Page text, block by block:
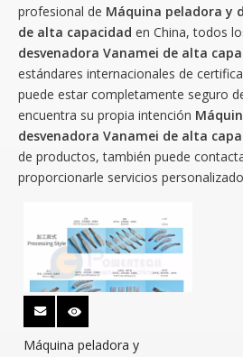
profesional de Máquina peladora y
de alta capacidad en China, todos
desvenadora Vanamei de alta
estándares internacionales de
puede estar completamente seguro
encuentra su propia intención
desvenadora Vanamei de alta
de productos, también puede
proporcionarle servicios
Máquina peladora y